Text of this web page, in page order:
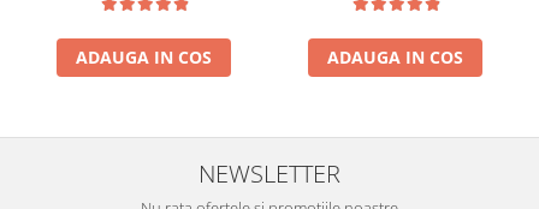
ADAUGA IN COS ADAUGA IN COS
NEWSLETTER